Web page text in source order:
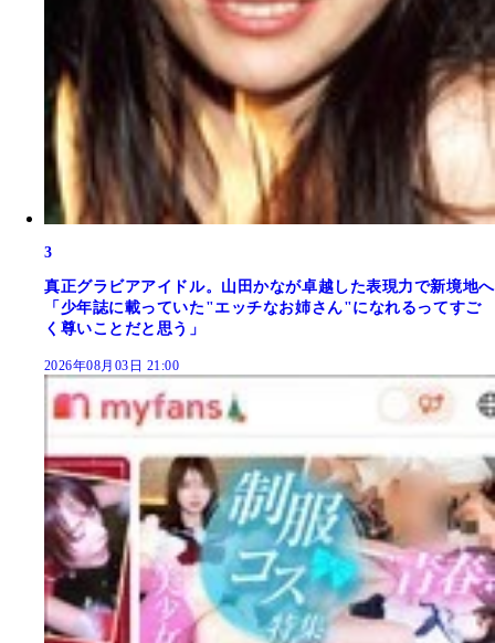
3
真正グラビアアイドル。山田かなが卓越した表現力で新境地へ
「少年誌に載っていた"エッチなお姉さん"になれるってすご
く尊いことだと思う」
2026年08月03日 21:00